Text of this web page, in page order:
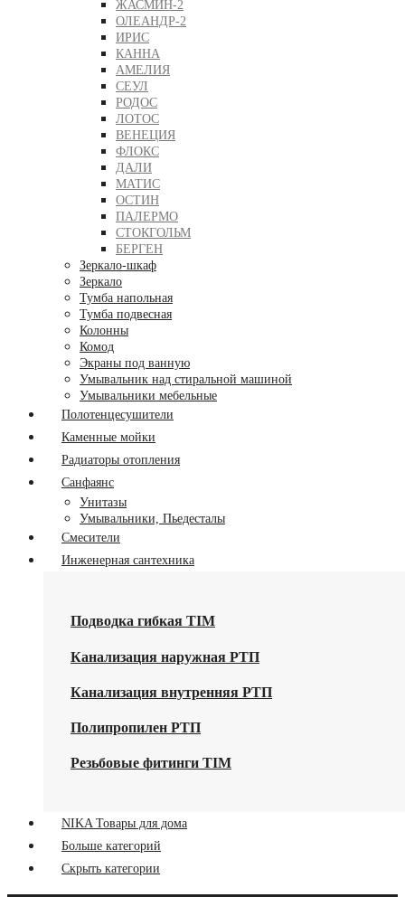
ЖАСМИН-2
ОЛЕАНДР-2
ИРИС
КАННА
АМЕЛИЯ
СЕУЛ
РОДОС
ЛОТОС
ВЕНЕЦИЯ
ФЛОКС
ДАЛИ
МАТИС
ОСТИН
ПАЛЕРМО
СТОКГОЛЬМ
БЕРГЕН
Зеркало-шкаф
Зеркало
Тумба напольная
Тумба подвесная
Колонны
Комод
Экраны под ванную
Умывальник над стиральной машиной
Умывальники мебельные
Полотенцесушители
Каменные мойки
Радиаторы отопления
Санфаянс
Унитазы
Умывальники, Пьедесталы
Смесители
Инженерная сантехника
Подводка гибкая TIM
Канализация наружная РТП
Канализация внутренняя РТП
Полипропилен РТП
Резьбовые фитинги TIM
NIKA Товары для дома
Больше категорий
Скрыть категории